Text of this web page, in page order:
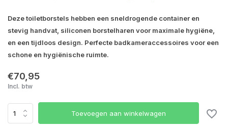
Deze toiletborstels hebben een sneldrogende container en
stevig handvat, siliconen borstelharen voor maximale hygiëne,
en een tijdloos design. Perfecte badkameraccessoires voor een
schone en hygiënische ruimte.
€70,95
Incl. btw
Toevoegen aan winkelwagen